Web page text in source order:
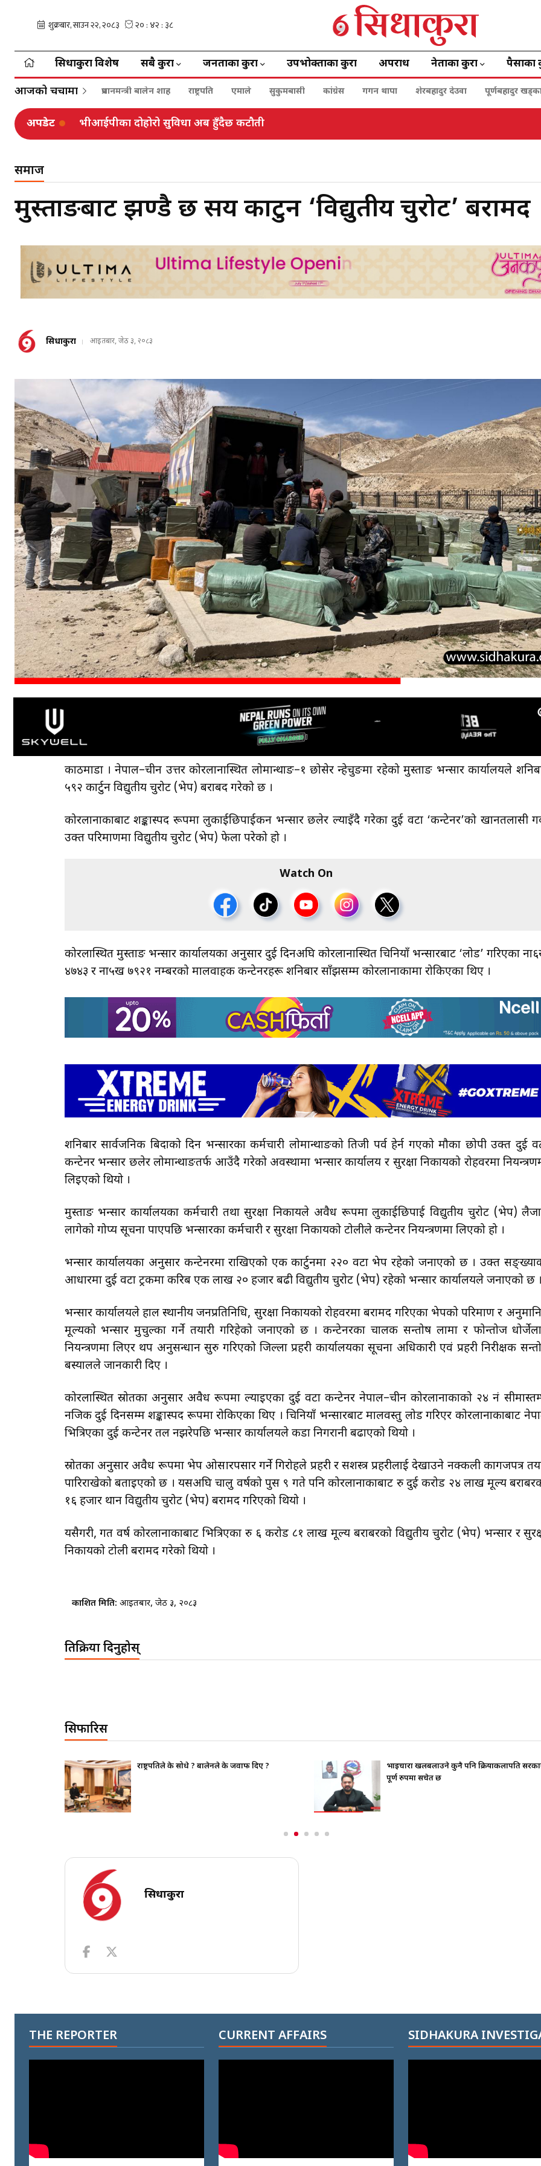
सिधाकुरा विशेष सबै कुरा जनताका कुरा उपभोक्ताका कुरा अपराध नेताका कुरा पैसाका
आजको चर्चामा प्रधानमन्त्री बालेन शाह राष्ट्रपति एमाले सुकुमबासी कांग्रेस गगन थापा शेरबहादुर देउवा पूर्णबहादुर
अपडेट भीआईपीका दोहोरो सुविधा अब हुँदैछ कटौती
समाज
मुस्ताङबाट झण्डै छ सय कार्टुन ‘विद्युतीय चुरोट’ बरामद
सिधाकुरा आइतबार, जेठ ३, २०८३
काठमाडौँ । नेपाल–चीन उत्तर कोरलानास्थित लोमान्थाङ–१ छोसेर न्हेचुङमा रहेको मुस्ताङ भन्सार कार्यालयले
५९२ कार्टुन विद्युतीय चुरोट (भेप) बराबद गरेको छ ।
कोरलानाकाबाट शङ्कास्पद रूपमा लुकाईछिपाईकन भन्सार छलेर ल्याइँदै गरेका दुई वटा ‘कन्टेनर’को खानतलासी
उक्त परिमाणमा विद्युतीय चुरोट (भेप) फेला परेको हो ।
Watch On
कोरलास्थित मुस्ताङ भन्सार कार्यालयका अनुसार दुई दिनअघि कोरलानास्थित चिनियाँ भन्सारबाट ‘लोड’ गरिएका
४७४३ र ना५ख ७९२१ नम्बरको मालवाहक कन्टेनरहरू शनिबार साँझसम्म कोरलानाकामा रोकिएका थिए ।
शनिबार सार्वजनिक बिदाको दिन भन्सारका कर्मचारी लोमान्थाङको तिजी पर्व हेर्न गएको मौका छोपी उक्त दुई
कन्टेनर भन्सार छलेर लोमान्थाङतर्फ आउँदै गरेको अवस्थामा भन्सार कार्यालय र सुरक्षा निकायको रोहवरमा
लिइएको थियो ।
मुस्ताङ भन्सार कार्यालयका कर्मचारी तथा सुरक्षा निकायले अवैध रूपमा लुकाईछिपाई विद्युतीय चुरोट (भेप)
लागेको गोप्य सूचना पाएपछि भन्सारका कर्मचारी र सुरक्षा निकायको टोलीले कन्टेनर नियन्त्रणमा लिएको हो ।
भन्सार कार्यालयका अनुसार कन्टेनरमा राखिएको एक कार्टुनमा २२० वटा भेप रहेको जनाएको छ । उक्त
आधारमा दुई वटा ट्रकमा करिब एक लाख २० हजार बढी विद्युतीय चुरोट (भेप) रहेको भन्सार कार्यालयले जनाएको छ ।
भन्सार कार्यालयले हाल स्थानीय जनप्रतिनिधि, सुरक्षा निकायको रोहवरमा बरामद गरिएका भेपको परिमाण र
मूल्यको भन्सार मुचुल्का गर्ने तयारी गरिहेको जनाएको छ । कन्टेनरका चालक सन्तोष लामा र फोन्तोज
नियन्त्रणमा लिएर थप अनुसन्धान सुरु गरिएको जिल्ला प्रहरी कार्यालयका सूचना अधिकारी एवं प्रहरी निरीक्षक
बस्यालले जानकारी दिए ।
कोरलास्थित स्रोतका अनुसार अवैध रूपमा ल्याइएका दुई वटा कन्टेनर नेपाल–चीन कोरलानाकाको २४ नं
नजिक दुई दिनसम्म शङ्कास्पद रूपमा रोकिएका थिए । चिनियाँ भन्सारबाट मालवस्तु लोड गरिएर कोरलानाकाबाट
भित्रिएका दुई कन्टेनर तल नझरेपछि भन्सार कार्यालयले कडा निगरानी बढाएको थियो ।
स्रोतका अनुसार अवैध रूपमा भेप ओसारपसार गर्ने गिरोहले प्रहरी र सशस्त्र प्रहरीलाई देखाउने नक्कली कागजपत्र
पारिराखेको बताइएको छ । यसअघि चालु वर्षको पुस ९ गते पनि कोरलानाकाबाट रु दुई करोड २४ लाख मूल्य
१६ हजार थान विद्युतीय चुरोट (भेप) बरामद गरिएको थियो ।
यसैगरी, गत वर्ष कोरलानाकाबाट भित्रिएका रु ६ करोड ८१ लाख मूल्य बराबरको विद्युतीय चुरोट (भेप) भन्सार र
निकायको टोली बरामद गरेको थियो ।
प्रकाशित मिति: आइतबार, जेठ ३, २०८३
प्रतिक्रिया दिनुहोस्
सिफारिस
राष्ट्रपतिले के सोधे ? बालेनले के जवाफ दिए ?
भाइचारा खलबलाउने कुनै पनि क्रियाकलापप्रति
पूर्ण रुपमा सचेत छ
सिधाकुरा
THE REPORTER CURRENT AFFAIRS SIDHAKURA